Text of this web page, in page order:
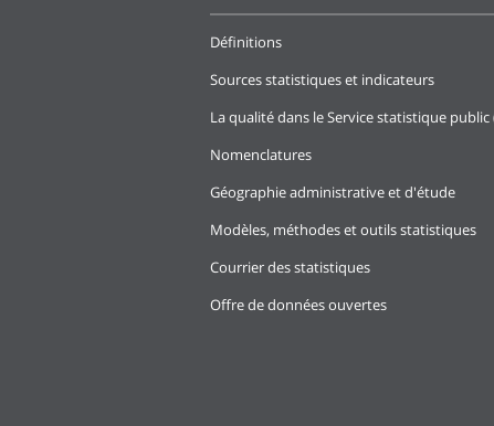
Définitions
Sources statistiques et indicateurs
La qualité dans le Service statistique public
Nomenclatures
Géographie administrative et d'étude
Modèles, méthodes et outils statistiques
Courrier des statistiques
Offre de données ouvertes